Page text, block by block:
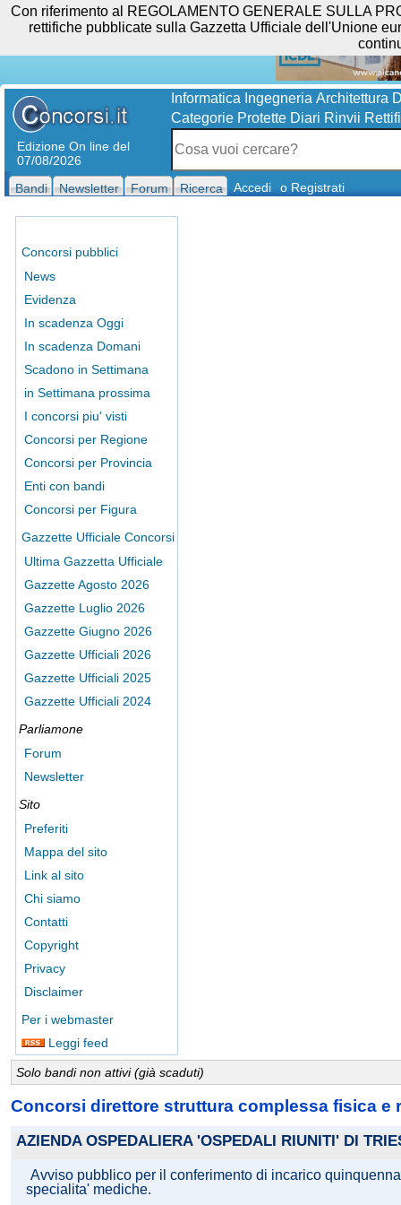
Edizione On line del
07/08/2026
Informatica Ingegneria Architettura
Categorie Protette Diari Rinvii
Bandi Newsletter Forum Ricerca Accedi o Registrati
Concorsi pubblici
News
Evidenza
In scadenza Oggi
In scadenza Domani
Scadono in Settimana
in Settimana prossima
I concorsi piu' visti
Concorsi per Regione
Concorsi per Provincia
Enti con bandi
Concorsi per Figura
Gazzette Ufficiale Concorsi
Ultima Gazzetta Ufficiale
Gazzette Agosto 2026
Gazzette Luglio 2026
Gazzette Giugno 2026
Gazzette Ufficiali 2026
Gazzette Ufficiali 2025
Gazzette Ufficiali 2024
Parliamone
Forum
Newsletter
Sito
Preferiti
Mappa del sito
Link al sito
Chi siamo
Contatti
Copyright
Privacy
Disclaimer
Per i webmaster
Leggi feed
Solo bandi non attivi (già scaduti)
Concorsi direttore struttura complessa fisica e
AZIENDA OSPEDALIERA 'OSPEDALI RIUNITI' DI
Avviso pubblico per il conferimento di incarico
specialita' mediche.
Con riferimento al REGOLAMENTO GENERALE SULLA
rettifiche pubblicate sulla Gazzetta Ufficiale dell'Unione